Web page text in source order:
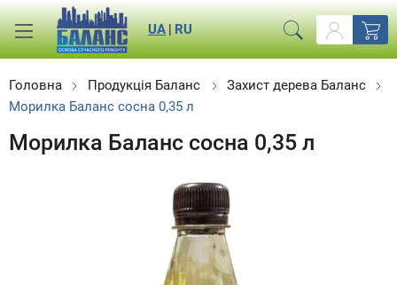
RU
|
UA
Головна Продукція Баланс
Захист дерева Баланс
Морилка Баланс сосна 0,35 л
Морилка Баланс сосна 0,35 л